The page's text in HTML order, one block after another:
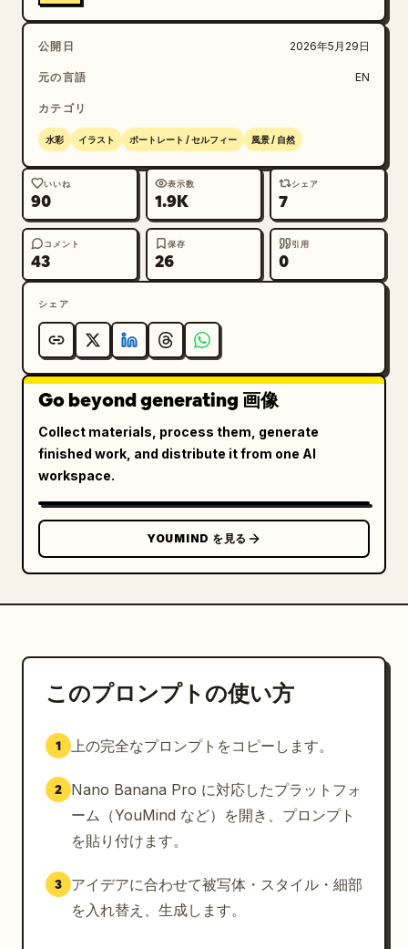
公開日 2026年5月29日
元の言語 EN
カテゴリ
水彩 イラスト ポートレート / セルフィー 風景 / 自然
いいね
90
表示数
1.9K
シェア
7
コメント
43
保存
26
引用
0
シェア
Go beyond generating 画像
Collect materials, process them, generate
finished work, and distribute it from one AI
workspace.
YOUMIND を見る
このプロンプトの使い方
1 上の完全なプロンプトをコピーします。
2
Nano Banana Pro に対応したプラットフォ
ーム（YouMind など）を開き、プロンプト
を貼り付けます。
3
アイデアに合わせて被写体・スタイル・細部
を入れ替え、生成します。